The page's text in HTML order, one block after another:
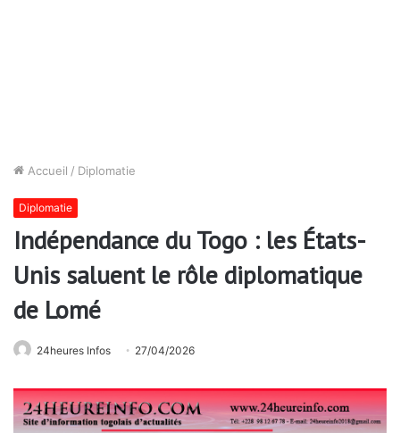
Accueil / Diplomatie
Diplomatie
Indépendance du Togo : les États-
Unis saluent le rôle diplomatique
de Lomé
24heures Infos 27/04/2026